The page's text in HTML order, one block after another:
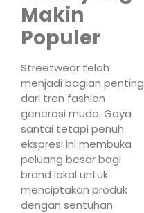
Makin
Populer
Streetwear telah
menjadi bagian penting
dari tren fashion
generasi muda. Gaya
santai tetapi penuh
ekspresi ini membuka
peluang besar bagi
brand lokal untuk
menciptakan produk
dengan sentuhan